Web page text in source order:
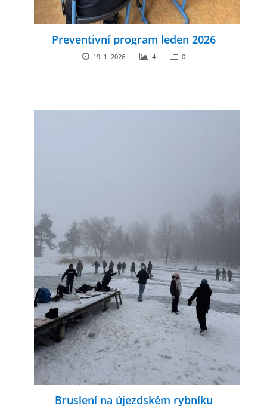
Preventivní program leden 2026
19. 1. 2026 4 0
Bruslení na újezdském rybníku